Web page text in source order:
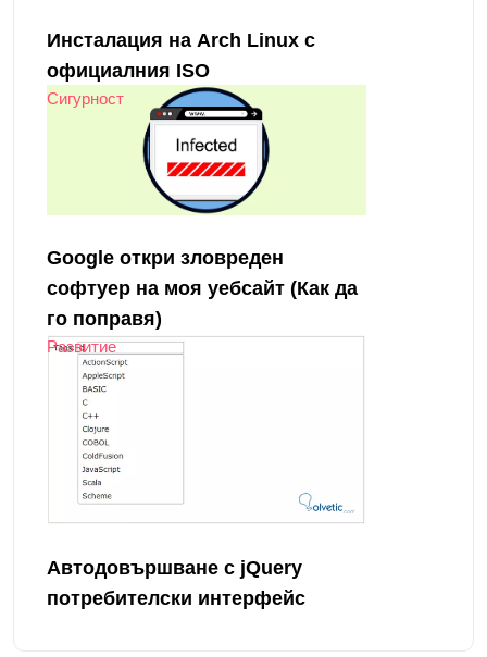
Инсталация на Arch Linux с
официалния ISO
Сигурност
Google откри зловреден
софтуер на моя уебсайт (Как да
го поправя)
Развитие
Автодовършване с jQuery
потребителски интерфейс